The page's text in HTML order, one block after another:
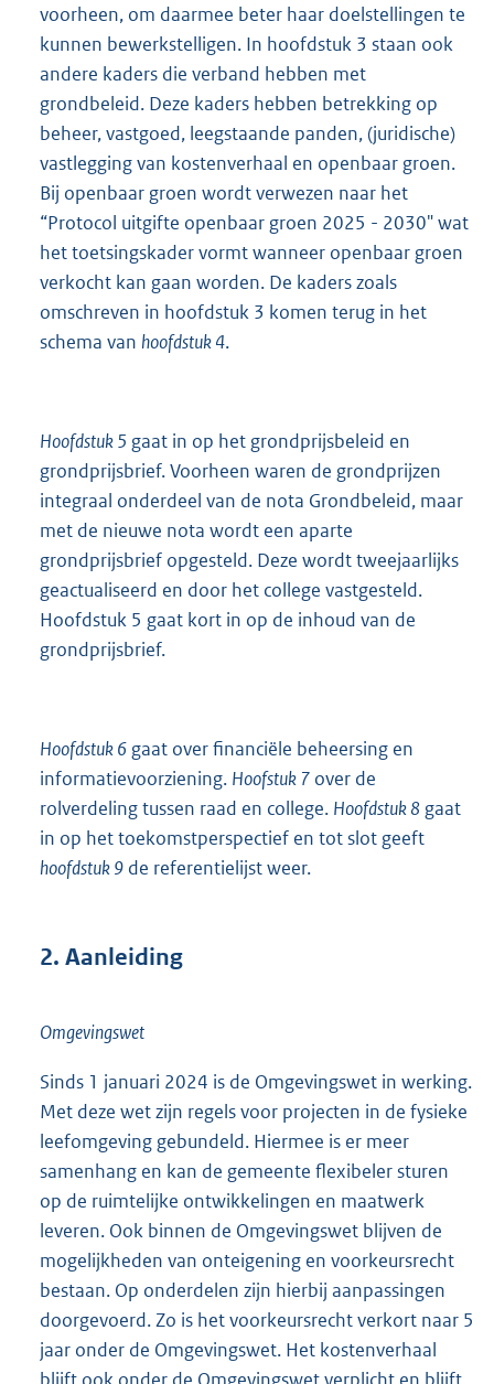
voorheen, om daarmee beter haar doelstellingen te
kunnen bewerkstelligen. In hoofdstuk 3 staan ook
andere kaders die verband hebben met
grondbeleid. Deze kaders hebben betrekking op
beheer, vastgoed, leegstaande panden, (juridische)
vastlegging van kostenverhaal en openbaar groen.
Bij openbaar groen wordt verwezen naar het
“Protocol uitgifte openbaar groen 2025 - 2030" wat
het toetsingskader vormt wanneer openbaar groen
verkocht kan gaan worden. De kaders zoals
omschreven in hoofdstuk 3 komen terug in het
schema van hoofdstuk 4.
Hoofdstuk 5 gaat in op het grondprijsbeleid en
grondprijsbrief. Voorheen waren de grondprijzen
integraal onderdeel van de nota Grondbeleid, maar
met de nieuwe nota wordt een aparte
grondprijsbrief opgesteld. Deze wordt tweejaarlijks
geactualiseerd en door het college vastgesteld.
Hoofdstuk 5 gaat kort in op de inhoud van de
grondprijsbrief.
Hoofdstuk 6 gaat over financiële beheersing en
informatievoorziening. Hoofstuk 7 over de
rolverdeling tussen raad en college. Hoofdstuk 8 gaat
in op het toekomstperspectief en tot slot geeft
hoofdstuk 9 de referentielijst weer.
2. Aanleiding
Omgevingswet
Sinds 1 januari 2024 is de Omgevingswet in werking.
Met deze wet zijn regels voor projecten in de fysieke
leefomgeving gebundeld. Hiermee is er meer
samenhang en kan de gemeente flexibeler sturen
op de ruimtelijke ontwikkelingen en maatwerk
leveren. Ook binnen de Omgevingswet blijven de
mogelijkheden van onteigening en voorkeursrecht
bestaan. Op onderdelen zijn hierbij aanpassingen
doorgevoerd. Zo is het voorkeursrecht verkort naar 5
jaar onder de Omgevingswet. Het kostenverhaal